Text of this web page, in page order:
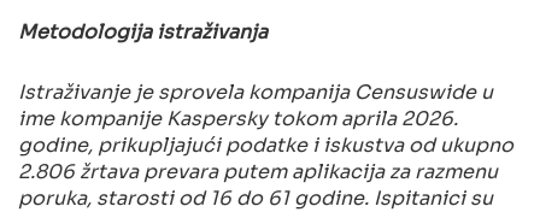
Metodologija istraživanja
Istraživanje je sprovela kompanija Censuswide u
ime kompanije Kaspersky tokom aprila 2026.
godine, prikupljajući podatke i iskustva od ukupno
2.806 žrtava prevara putem aplikacija za razmenu
poruka, starosti od 16 do 61 godine. Ispitanici su